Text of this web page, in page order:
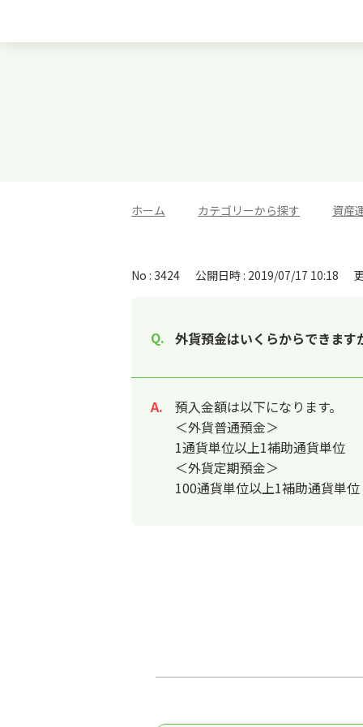
ホーム カテゴリーから探す 資産
No : 3424 公開日時 : 2019/07/17 10:18
外貨預金はいくらからできます
回答
預入金額は以下になります。
＜外貨普通預金＞
1通貨単位以上1補助通貨単位
＜外貨定期預金＞
100通貨単位以上1補助通貨単位